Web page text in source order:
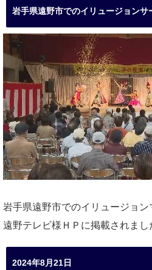
岩手県遠野市でのイリュージョンサ
岩手県遠野市でのイリュージョ
遠野テレビ様ＨＰに掲載されまし
2024年8月21日